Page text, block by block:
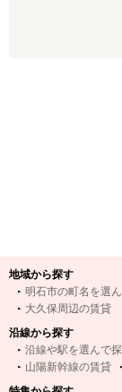
地域から探す
明石市の町名を選
大久保周辺の賃貸
沿線から探す
沿線や駅を選んで
山陽新幹線の賃貸